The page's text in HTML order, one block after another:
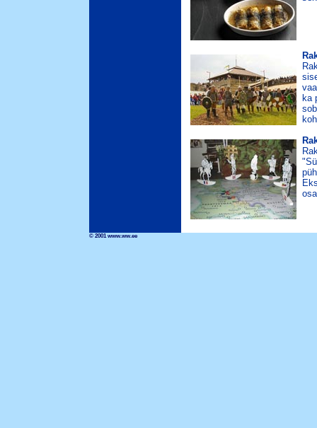
ka
© 2001 www.ww.ee